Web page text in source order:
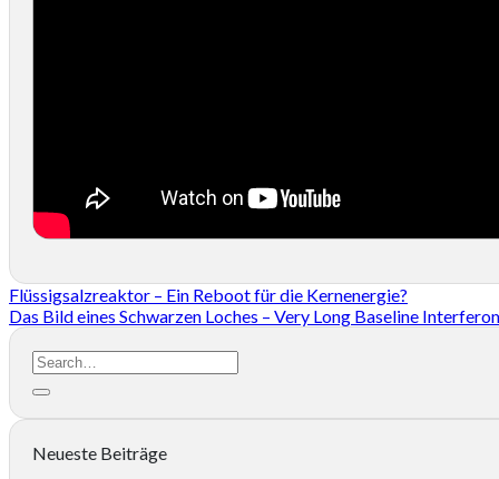
Flüssigsalzreaktor – Ein Reboot für die Kernenergie?
Das Bild eines Schwarzen Loches – Very Long Baseline
Neueste Beiträge